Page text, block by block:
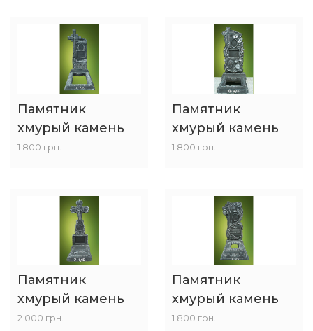
Памятник
хмурый камень
1 800 грн.
Памятник
хмурый камень
1 800 грн.
Памятник
хмурый камень
2 000 грн.
Памятник
хмурый камень
1 800 грн.